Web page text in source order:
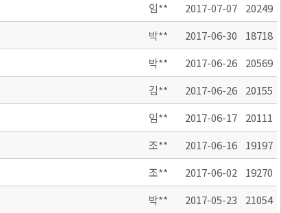
임** 2017-07-07
20249
박** 2017-06-30
18718
박** 2017-06-26
20569
김** 2017-06-26
20155
임** 2017-06-17
20111
조** 2017-06-16
19197
조** 2017-06-02
19270
박** 2017-05-23
21054